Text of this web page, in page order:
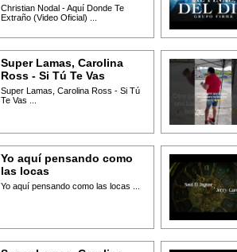
Christian Nodal - Aquí Donde Te
Extraño (Video Oficial) ...
Super Lamas, Carolina
Ross - Si Tú Te Vas
Super Lamas, Carolina Ross - Si Tú
Te Vas ...
Yo aquí pensando como
las locas
Yo aquí pensando como las locas ...